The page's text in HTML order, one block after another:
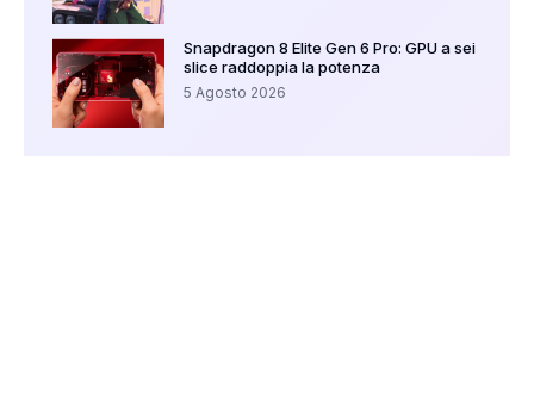
Snapdragon 8 Elite Gen 6 Pro: GPU a sei
slice raddoppia la potenza
5 Agosto 2026